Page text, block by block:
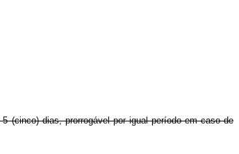
(cinco) dias, prorrogável por igual período em caso de